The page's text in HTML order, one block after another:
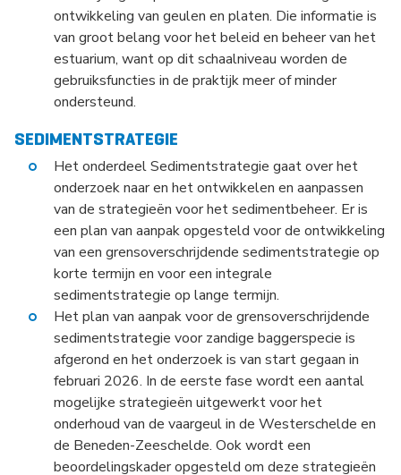
ontwikkeling van geulen en platen. Die informatie is
van groot belang voor het beleid en beheer van het
estuarium, want op dit schaalniveau worden de
gebruiksfuncties in de praktijk meer of minder
ondersteund.
SEDIMENTSTRATEGIE
Het onderdeel Sedimentstrategie gaat over het
onderzoek naar en het ontwikkelen en aanpassen
van de strategieën voor het sedimentbeheer. Er is
een plan van aanpak opgesteld voor de ontwikkeling
van een grensoverschrijdende sedimentstrategie op
korte termijn en voor een integrale
sedimentstrategie op lange termijn.
Het plan van aanpak voor de grensoverschrijdende
sedimentstrategie voor zandige baggerspecie is
afgerond en het onderzoek is van start gegaan in
februari 2026. In de eerste fase wordt een aantal
mogelijke strategieën uitgewerkt voor het
onderhoud van de vaargeul in de Westerschelde en
de Beneden-Zeeschelde. Ook wordt een
beoordelingskader opgesteld om deze strategieën